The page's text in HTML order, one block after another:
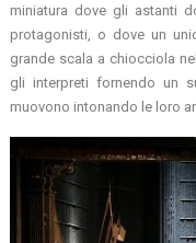
miniatura dove gli astanti
protagonisti, o dove un
grande scala a chiocciola
gli interpreti fornendo un
muovono intonando le loro